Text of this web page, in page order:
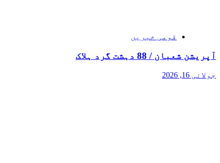
قومی خبریں
آپریشن شعبان / 88 دہشت گرد ہلاک
جولائی 16, 2026